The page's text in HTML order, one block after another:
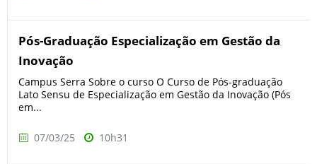
Pós-Graduação Especialização em Gestão da
Inovação
Campus Serra Sobre o curso O Curso de Pós-graduação
Lato Sensu de Especialização em Gestão da Inovação (Pós
em...
07/03/25 10h31